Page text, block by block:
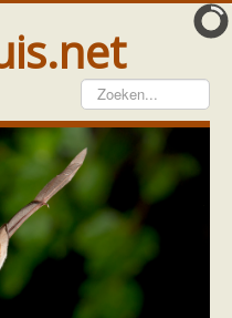
Vleermuis gezien
Waarneming doorgeven
Wat doen wij met meldingen
Telinstructie